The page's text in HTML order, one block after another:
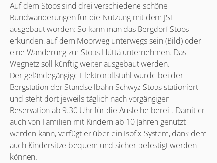
Auf dem Stoos sind drei verschiedene schöne
Rundwanderungen für die Nutzung mit dem JST
ausgebaut worden: So kann man das Bergdorf Stoos
erkunden, auf dem Moorweg unterwegs sein (Bild) oder
eine Wanderung zur Stoos Hüttä unternehmen. Das
Wegnetz soll künftig weiter ausgebaut werden.
Der geländegängige Elektrorollstuhl wurde bei der
Bergstation der Standseilbahn Schwyz-Stoos stationiert
und steht dort jeweils täglich nach vorgängiger
Reservation ab 9.30 Uhr für die Ausleihe bereit. Damit er
auch von Familien mit Kindern ab 10 Jahren genutzt
werden kann, verfügt er über ein Isofix-System, dank dem
auch Kindersitze bequem und sicher befestigt werden
können.